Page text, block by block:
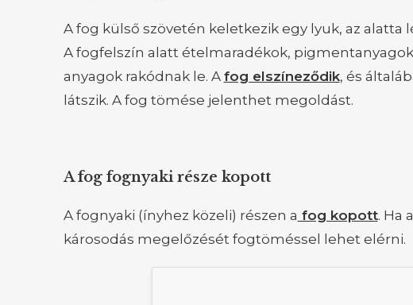
A fog külső szövetén keletkezik egy lyuk, az alatta
A fogfelszín alatt ételmaradékok,
anyagok rakódnak le. A fog elszíneződik, és
látszik. A fog tömése jelenthet megoldást.
A fog fognyaki része kopott
A fognyaki (ínyhez közeli) részen a fog kopott. Ha
károsodás megelőzését fogtöméssel lehet elérni.